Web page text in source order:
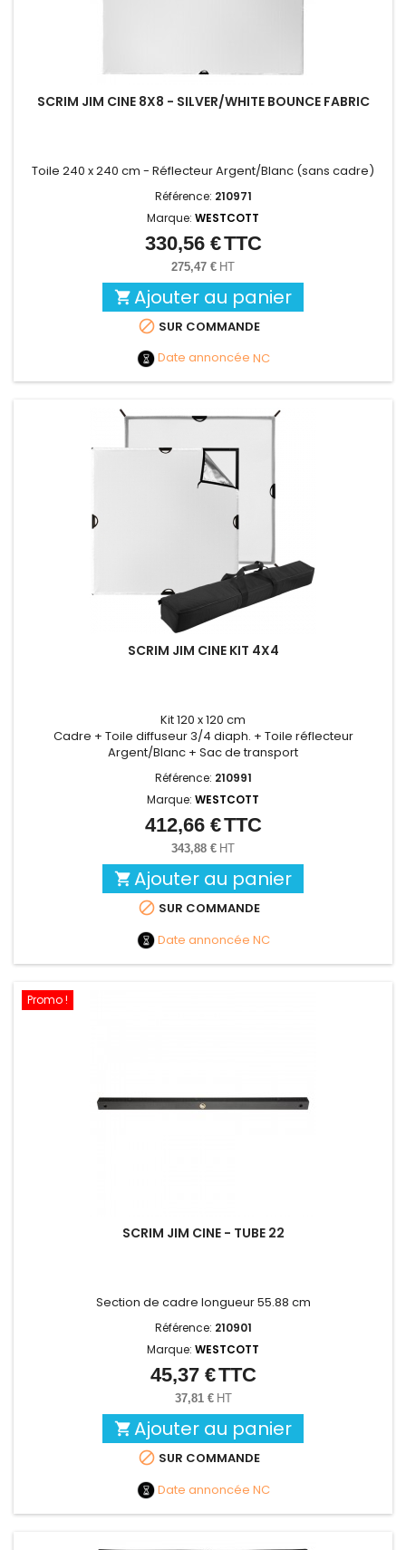
SCRIM JIM CINE 8X8 - SILVER/WHITE BOUNCE FABRIC
Toile 240 x 240 cm - Réflecteur Argent/Blanc (sans cadre)
Référence: 210971
Marque: WESTCOTT
Prix
330,56 €TTC
275,47 € HT
 Ajouter au panier
 SUR COMMANDE
Date annoncée NC
SCRIM JIM CINE KIT 4X4
Kit 120 x 120 cm
Cadre + Toile diffuseur 3/4 diaph. + Toile réflecteur
Argent/Blanc + Sac de transport
Référence: 210991
Marque: WESTCOTT
Prix
412,66 €TTC
343,88 € HT
 Ajouter au panier
 SUR COMMANDE
Date annoncée NC
Promo !
SCRIM JIM CINE - TUBE 22
Section de cadre longueur 55.88 cm
Référence: 210901
Marque: WESTCOTT
Prix
45,37 €TTC
37,81 € HT
 Ajouter au panier
 SUR COMMANDE
Date annoncée NC